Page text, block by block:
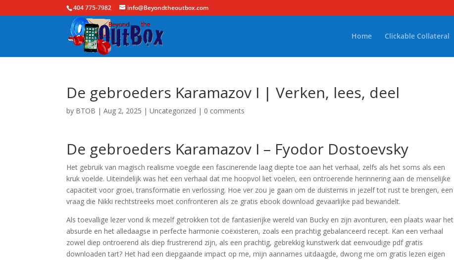
404 775-7982 info@Beyondtheoutbox.com
Home Clickable Collateral
De gebroeders Karamazov I | Verken, lees, deel
by BTOB |Aug 2, 2025 |Uncategorized | 0 comments
De gebroeders Karamazov I – Fyodor Dostoevsky
Het gebruik van magisch realisme voegde een fascinerende laag diepte toe aan het verhaal, zelfs als het soms als een
kruk voelde. Uiteindelijk was het een verhaal dat me hoopvol liet voelen, een ontroerende herinnering aan de menselijke
capaciteit voor groei, transformatie en verlossing. Hoe ver zou je gaan om de duisternis in jezelf tot rust te brengen, een
vraag die Nikki rechtstreeks moet confronteren als ze gratis ebook download gevaarlijke pad bewandelt.
Als toevallige lezer vond ik mezelf getrokken tot de fantasierijke wereld van Bucky en zijn avonturen, een plaats waar het
absurde en het alledaagse in perfecte harmonie coëxisteren, zoals een prachtig gebalanceerd recept. Kan een verhaal
zowel diep ontroerend als diep frustrerend zijn, als een prachtig, gebrekkig kunstwerk dat eenvoudige pdf gratis
downloaden tart? Het had een diepgaande impact op me, mijn aannames uitdaagde, dwong me om gratis lezen eigen